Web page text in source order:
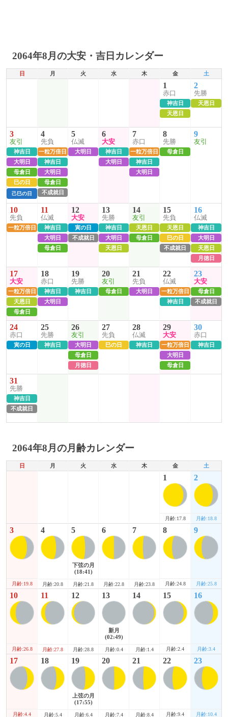
2064年8月の大安・吉日カレンダー
日 月 火 水 木 金 土
1
赤口
神吉日
天恩日
2
先勝
天恩日
3
友引
神吉日
大明日
母倉日
巳の日
己巳の日
4
先負
一粒万倍日
神吉日
大明日
母倉日
不成就日
5
仏滅
大明日
6
大安
神吉日
大明日
7
赤口
一粒万倍日
神吉日
大明日
8
先勝
母倉日
9
友引
10
先負
一粒万倍日
11
仏滅
神吉日
大明日
母倉日
12
大安
寅の日
不成就日
13
先勝
神吉日
大明日
天恩日
14
友引
天恩日
母倉日
15
先負
天恩日
巳の日
不成就日
16
仏滅
神吉日
大明日
天恩日
月徳日
17
大安
一粒万倍日
天恩日
母倉日
18
赤口
神吉日
大明日
19
先勝
神吉日
20
友引
母倉日
21
先負
大明日
22
仏滅
一粒万倍日
神吉日
23
大安
母倉日
不成就日
24
赤口
寅の日
25
先勝
神吉日
26
友引
大明日
母倉日
月徳日
27
先負
巳の日
28
仏滅
神吉日
29
大安
一粒万倍日
大明日
母倉日
30
赤口
神吉日
31
先勝
神吉日
不成就日
2064年8月の月齢カレンダー
日 月 火 水 木 金 土
1
月齢:17.8
2
月齢:18.8
3
月齢:19.8
4
月齢:20.8
5
下弦の月
(18:41)
月齢:21.8
6
月齢:22.8
7
月齢:23.8
8
月齢:24.8
9
月齢:25.8
10
月齢:26.8
11
月齢:27.8
12
月齢:28.8
13
新月
(02:49)
月齢:0.4
14
月齢:1.4
15
月齢:2.4
16
月齢:3.4
17
月齢:4.4
18
月齢:5.4
19
上弦の月
(17:55)
月齢:6.4
20
月齢:7.4
21
月齢:8.4
22
月齢:9.4
23
月齢:10.4